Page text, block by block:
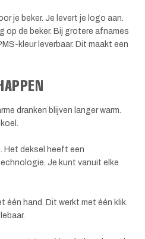
je beker. Je levert je logo aan.
op de beker. Bij grotere afnames
kleur leverbaar. Dit maakt een
dranken blijven langer warm.
Het deksel heeft een
Je kunt vanuit elke
één hand. Dit werkt met één klik.